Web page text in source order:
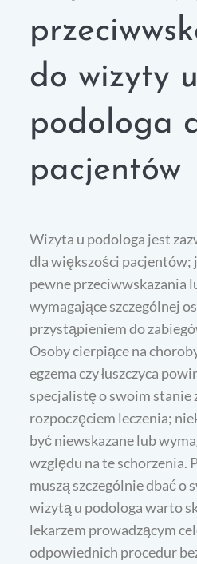
do wizyty u
podologa
pacjentów
Wizyta u podologa jest
dla większości pacjentów;
pewne przeciwwskazania
wymagające szczególnej
przystąpieniem do
Osoby cierpiące na
egzema czy łuszczyca
specjalistę o swoim stanie
rozpoczęciem leczenia;
być niewskazane lub
względu na te schorzenia.
muszą szczególnie dbać o
wizytą u podologa warto
lekarzem prowadzącym
odpowiednich procedur